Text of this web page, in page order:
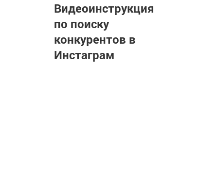
Видеоинструкция
по поиску
конкурентов в
Инстаграм